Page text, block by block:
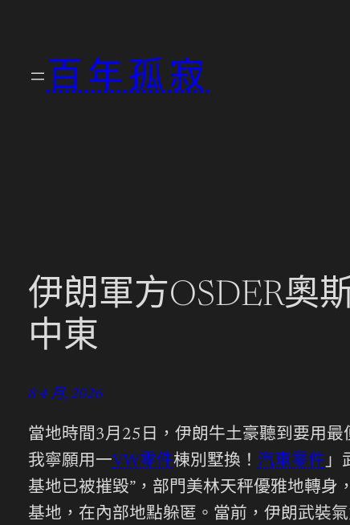
百年孤寂
伊朗軍方OSDER奧
中東
8 4 月, 2026
當地時間3月25日，伊朗牛土豪聽到要用
我寧願用一VW零件棟別墅換！ 汽車零件」
基地已被摧毀”，部門美林天秤優雅地轉
基地，在內部地點躲匿。當前，伊朗武裝氣